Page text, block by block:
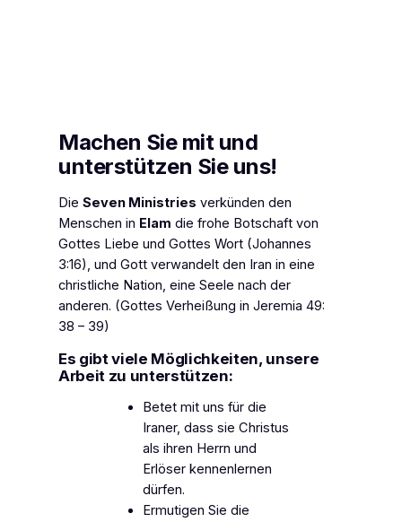
Machen Sie mit und
unterstützen Sie uns!
DieSeven Ministries verkünden den
Menschen in Elam die frohe Botschaft von
Gottes Liebe und Gottes Wort (Johannes
3:16), und Gott verwandelt den Iran in eine
christliche Nation, eine Seele nach der
anderen. (Gottes Verheißung in Jeremia 49:
38 – 39)
Es gibt viele Möglichkeiten, unsere
Arbeit zu unterstützen:
Betet mit uns für die
Iraner, dass sie Christus
als ihren Herrn und
Erlöser kennenlernen
dürfen.
Ermutigen Sie die